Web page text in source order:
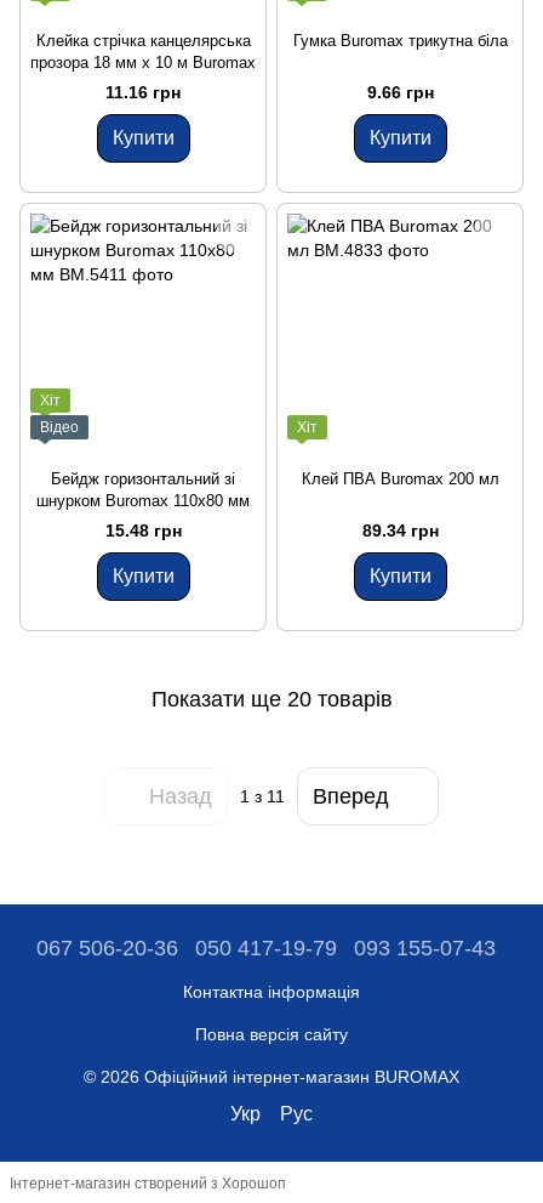
Клейка стрічка канцелярська
прозора 18 мм х 10 м Buromax
11.16 грн
Купити
Гумка Buromax трикутна біла
9.66 грн
Купити
Хіт
Відео
Бейдж горизонтальний зі
шнурком Buromax 110х80 мм
15.48 грн
Купити
Хіт
Клей ПВА Buromax 200 мл
89.34 грн
Купити
Показати ще 20 товарів
Назад 1 з 11 Вперед
067 506-20-36 050 417-19-79 093 155-07-43
Контактна інформація
Повна версія сайту
© 2026 Офіційний інтернет-магазин BUROMAX
Укр Рус
Інтернет-магазин створений з Хорошоп